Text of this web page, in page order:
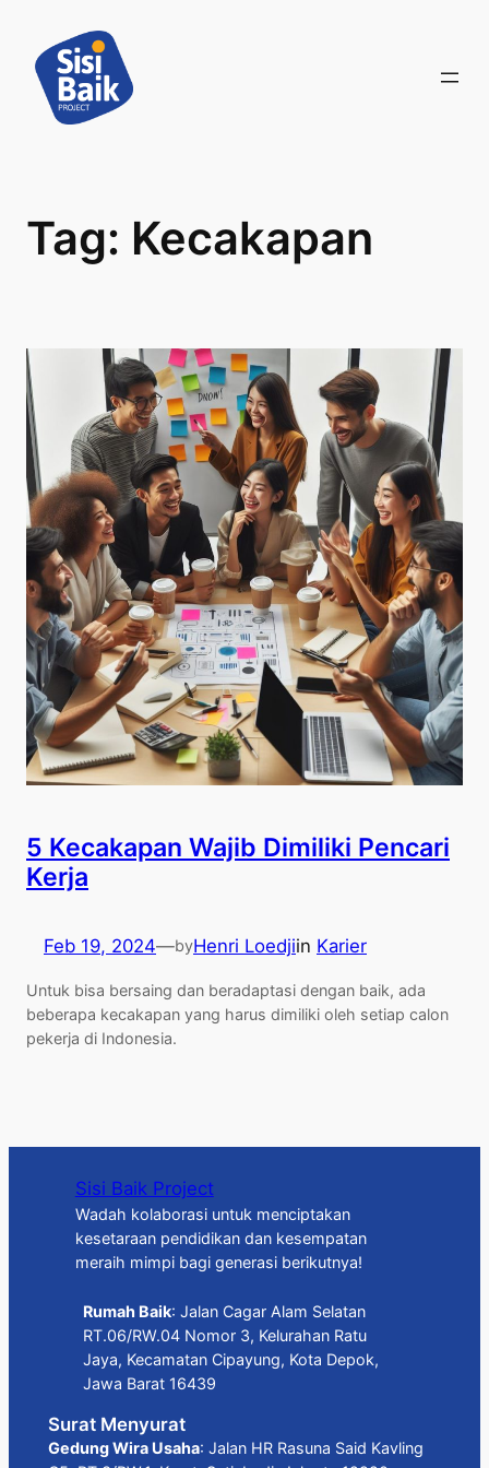
content
Tag: Kecakapan
5 Kecakapan Wajib Dimiliki Pencari
Kerja
Feb 19, 2024—byHenri Loedjiin Karier
Untuk bisa bersaing dan beradaptasi dengan baik, ada
beberapa kecakapan yang harus dimiliki oleh setiap calon
pekerja di Indonesia.
Sisi Baik Project
Wadah kolaborasi untuk menciptakan
kesetaraan pendidikan dan kesempatan
meraih mimpi bagi generasi berikutnya!
Rumah Baik: Jalan Cagar Alam Selatan
RT.06/RW.04 Nomor 3, Kelurahan Ratu
Jaya, Kecamatan Cipayung, Kota Depok,
Jawa Barat 16439
Surat Menyurat
Gedung Wira Usaha: Jalan HR Rasuna Said Kavling